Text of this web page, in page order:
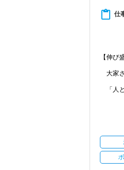
ケガ
そん
（業務
キン
毎月
１人
４月
確定
content_paste 仕
【伸び
大家
「人
開業か
＼ご依